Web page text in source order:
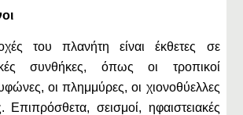
του πλανήτη είναι έκθετες σε
συνθήκες, όπως οι τροπικοί
οι πλημμύρες, οι χιονοθύελλες
Επιπρόσθετα, σεισμοί, ηφαιστειακές